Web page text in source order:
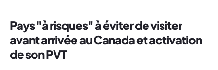
Pays "à risques" à éviter de visiter
avant arrivée au Canada et activation
de son PVT